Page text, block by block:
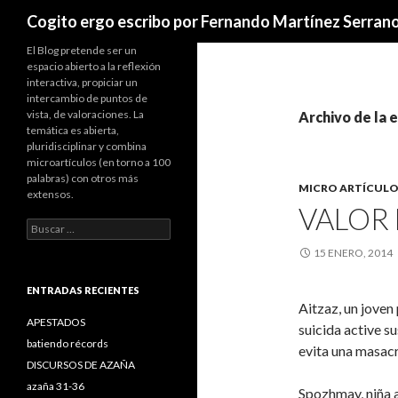
Cogito ergo escribo por Fernando Martínez
Archivo de la
MICRO
15 ENERO, 2014
Aitzaz, un
suicida active
evita una
Spozhmay, niña
El Blog pretende ser un
espacio abierto a la reflexión
interactiva, propiciar un
intercambio de puntos de
vista, de valoraciones. La
temática es abierta,
pluridisciplinar y combina
microartículos (en torno a 100
palabras) con otros más
extensos.
B
u
a
:
ENTRADAS RECIENTES
APESTADOS
batiendo récords
DISCURSOS DE AZAÑA
azaña 31-36